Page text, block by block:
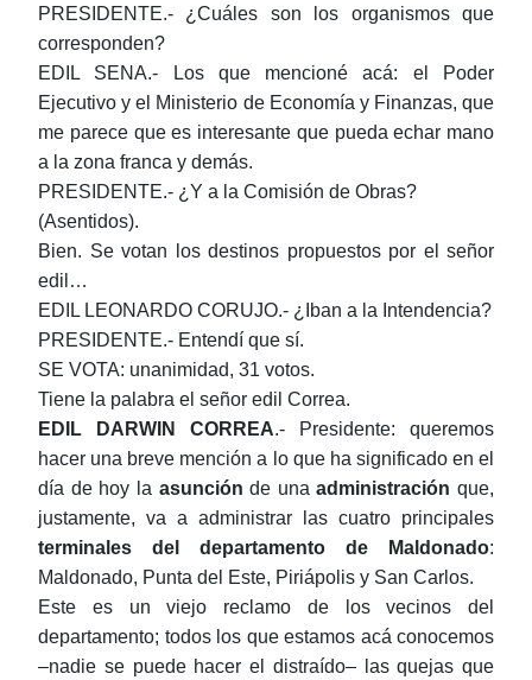
PRESIDENTE.- ¿Cuáles son los organismos que
corresponden?
EDIL SENA.- Los que mencioné acá: el Poder
Ejecutivo y el Ministerio de Economía y Finanzas, que
me parece que es interesante que pueda echar mano
a la zona franca y demás.
PRESIDENTE.- ¿Y a la Comisión de Obras?
(Asentidos).
Bien. Se votan los destinos propuestos por el señor
edil…
EDIL LEONARDO CORUJO.- ¿Iban a la Intendencia?
PRESIDENTE.- Entendí que sí.
SE VOTA: unanimidad, 31 votos.
Tiene la palabra el señor edil Correa.
EDIL
DARWIN CORREA.- Presidente: queremos
hacer una breve mención a lo que ha significado en el
día de hoy la asunción de unaadministración que,
justamente, va a administrar las cuatro principales
terminales del departamento de Maldonado:
Maldonado, Punta del Este, Piriápolis y San Carlos.
Este es un viejo reclamo de los vecinos del
departamento; todos los que estamos acá conocemos
‒nadie se puede hacer el distraído‒ las quejas que